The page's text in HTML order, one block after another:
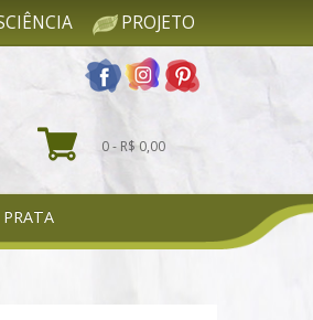
PROJETO
0 - R$ 0,00
PRATA